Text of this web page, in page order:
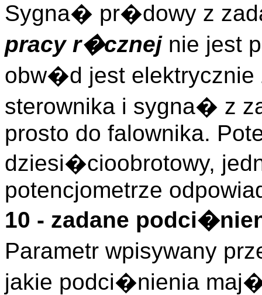
Sygna� pr�dowy z
pracy r�cznejnie jest
obw�d jest
sterownika i sygna� z
prosto do falownika.
dziesi�cioobrotowy,
potencjometrze
10 - zadane
Parametr wpisywany
jakie podci�nienia